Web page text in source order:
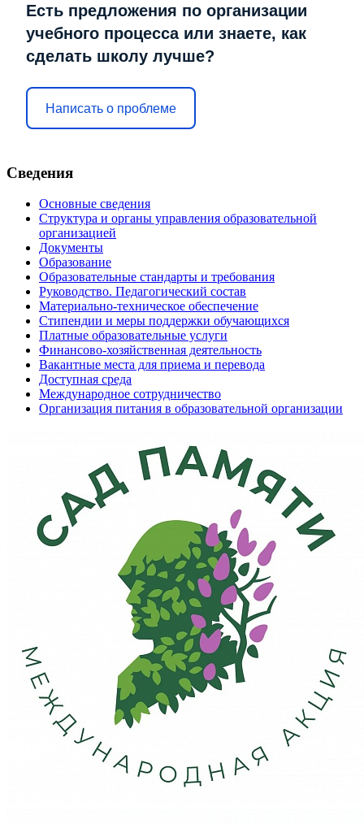
Есть предложения по организации
учебного процесса или знаете, как
сделать школу лучше?
Написать о проблеме
Сведения
Основные сведения
Структура и органы управления образовательной
организацией
Документы
Образование
Образовательные стандарты и требования
Руководство. Педагогический состав
Материально-техническое обеспечение
Стипендии и меры поддержки обучающихся
Платные образовательные услуги
Финансово-хозяйственная деятельность
Вакантные места для приема и перевода
Доступная среда
Международное сотрудничество
Организация питания в образовательной организации